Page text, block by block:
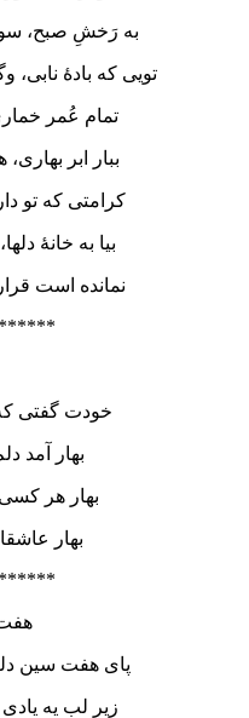
به رَخشِ صبح،
تویی که بادۀ
تمام عُمر
ببار ابر
کرامتی که تو
بیا به خانۀ
نمانده است
خودت گفتی
بهار آمد
بهار هر
بهار
پای هفت سین
زیر لب یه